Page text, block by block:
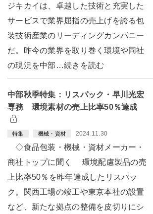
ジキカイは、卓越した技術と充実した
サービスで業界屈指の売上げを誇る包
装技術産業のリーディングカンパニー
だ。昨今の業界を取り巻く環境や同社
の現況を中部…続きを読む
中部秋季特集：リスパック・早川光宏
専務 環境素材の売上比率50％達成
特集 機械・資材 2024.11.30
◇食品包装・機械・資材メーカー・
商社トップに聞く 環境配慮製品の売
上比率50％を昨年達成したリスパッ
ク。関西工場の竣工や東京本社の設置
など、新たな拠点の整備を皮切りにシ